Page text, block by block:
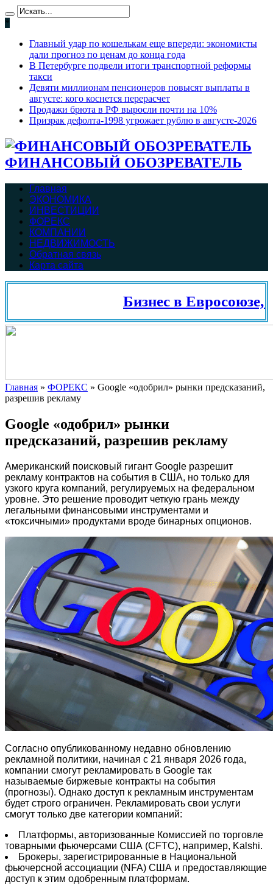
*
Главный удар по кошелькам еще впереди: экономисты
дали прогноз по ценам до конца года
В Петербурге подвели итоги транспортной реформы
такси
Девяти миллионам пенсионеров повысят выплаты в
августе: кого коснется перерасчет
Продажи брюта в РФ выросли почти на 10%
Призрак дефолта-1998 угрожает рублю в августе-2026
ФИНАНСОВЫЙ ОБОЗРЕВАТЕЛЬ
Главная
ЭКОНОМИКА
ИНВЕСТИЦИИ
ФОРЕКС
КОМПАНИИ
НЕДВИЖИМОСТЬ
Обратная связь
Карта сайта
Бизнес в Евросоюзе,
Главная » ФОРЕКС » Google «одобрил» рынки предсказаний,
разрешив рекламу
Google «одобрил» рынки
предсказаний, разрешив рекламу
Американский поисковый гигант Google разрешит
рекламу контрактов на события в США, но только для
узкого круга компаний, регулируемых на федеральном
уровне. Это решение проводит четкую грань между
легальными финансовыми инструментами и
«токсичными» продуктами вроде бинарных опционов.
Согласно опубликованному недавно обновлению
рекламной политики, начиная с 21 января 2026 года,
компании смогут рекламировать в Google так
называемые биржевые контракты на события
(прогнозы). Однако доступ к рекламным инструментам
будет строго ограничен. Рекламировать свои услуги
смогут только две категории компаний:
Платформы, авторизованные Комиссией по торговле
товарными фьючерсами США (CFTC), например, Kalshi.
Брокеры, зарегистрированные в Национальной
фьючерсной ассоциации (NFA) США и предоставляющие
доступ к этим одобренным платформам.